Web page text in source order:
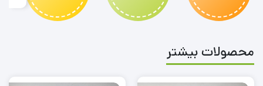
محصولات بیشتر